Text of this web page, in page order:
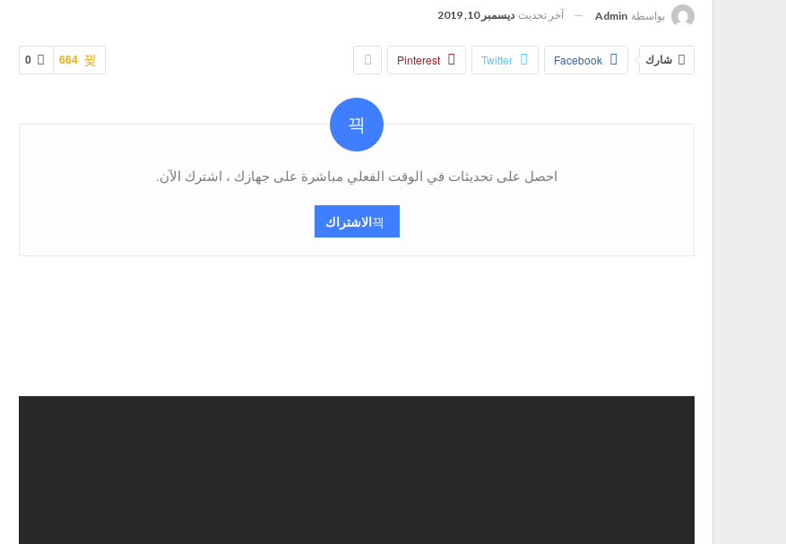
بواسطة Admin آخر تحديث ديسمبر 10, 2019
0 664 شارك Facebook
Twitter
Pinterest
احصل على تحديثات في الوقت الفعلي مباشرة على جهازك ، اشترك الآن.
الاشتراك